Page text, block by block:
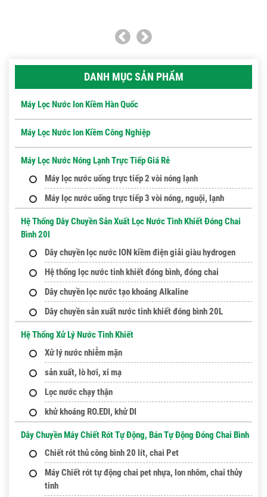
DANH MỤC SẢN PHẨM
Máy Lọc Nước Ion Kiềm Hàn Quốc
Máy Lọc Nước Ion Kiềm Công Nghiệp
Máy Lọc Nước Nóng Lạnh Trực Tiếp Giá Rẻ
Máy lọc nước uống trực tiếp 2 vòi nóng lạnh
Máy lọc nước uống trực tiếp 3 vòi nóng, nguội, lạnh
Hệ Thống Dây Chuyền Sản Xuất Lọc Nước Tinh Khiết Đóng Chai
Bình 20l
Dây chuyền lọc nước ION kiềm điện giải giàu hydrogen
Hệ thống lọc nước tinh khiết đóng bình, đóng chai
Dây chuyền lọc nước tạo khoáng Alkaline
Dây chuyền sản xuất nước tinh khiết đóng bình 20L
Hệ Thống Xử Lý Nước Tinh Khiết
Xử lý nước nhiễm mặn
sản xuất, lò hơi, xi mạ
Lọc nước chạy thận
khử khoáng RO.EDI, khử DI
Dây Chuyền Máy Chiết Rót Tự Động, Bán Tự Động Đóng Chai Bình
Chiết rót thủ công bình 20 lít, chai Pet
Máy Chiết rót tự động chai pet nhựa, lon nhôm, chai thủy
tinh